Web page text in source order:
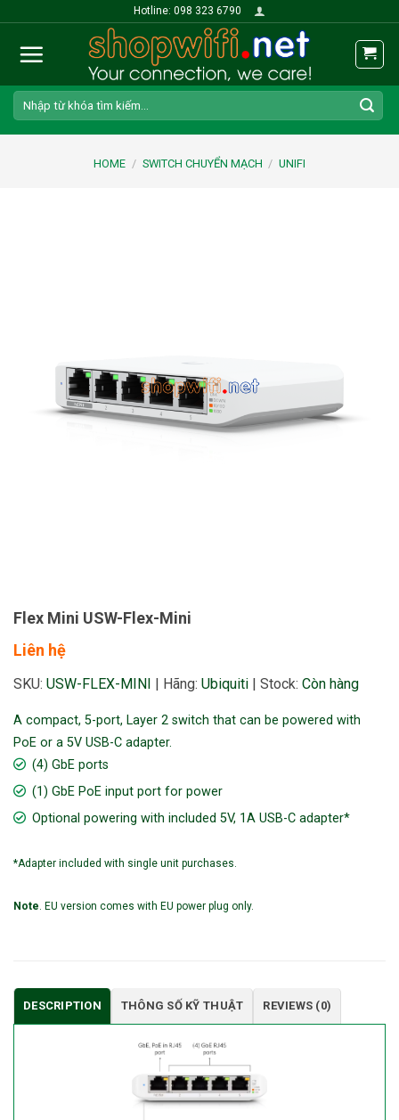
content
Hotline: 098 323 6790
Search
for:
HOME / SWITCH CHUYỂN MẠCH / UNIFI
Flex Mini USW-Flex-Mini
Liên hệ
SKU: USW-FLEX-MINI | Hãng: Ubiquiti | Stock: Còn hàng
A compact, 5-port, Layer 2 switch that can be powered with
PoE or a 5V USB-C adapter.
(4) GbE ports
(1) GbE PoE input port for power
Optional powering with included 5V, 1A USB-C adapter*
*Adapter included with single unit purchases.
Note. EU version comes with EU power plug only.
DESCRIPTION THÔNG SỐ KỸ THUẬT REVIEWS (0)